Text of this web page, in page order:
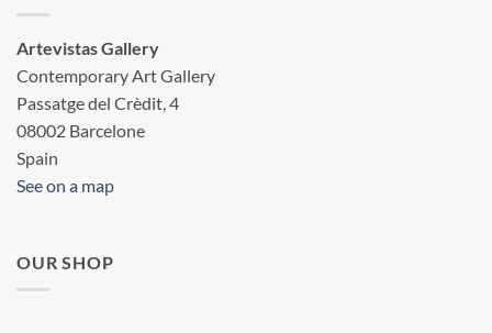
Artevistas Gallery
Contemporary Art Gallery
Passatge del Crèdit, 4
08002 Barcelone
Spain
See on a map
OUR SHOP